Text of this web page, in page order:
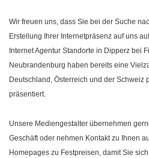
Wir freuen uns, dass Sie bei der Suche
Erstellung Ihrer Internetpräsenz auf uns
Internet Agentur Standorte in Dipperz bei
Neubrandenburg haben bereits eine
Deutschland, Österreich und der Schweiz
präsentiert.
Unsere Mediengestalter übernehmen
Geschäft oder nehmen Kontakt zu Ihnen
Homepages zu Festpreisen, damit Sie